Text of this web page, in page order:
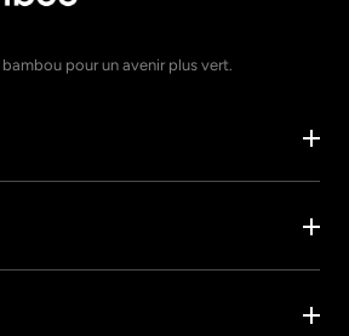
pour un avenir plus vert.